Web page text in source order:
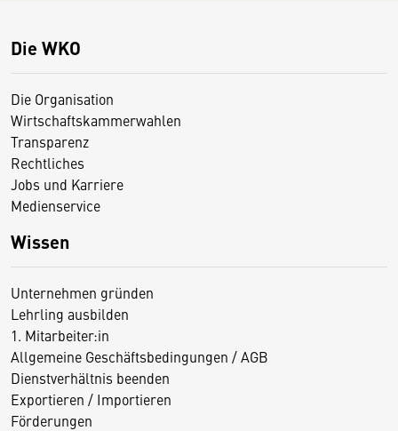
Die WKO
Die Organisation
Wirtschaftskammerwahlen
Transparenz
Rechtliches
Jobs und Karriere
Medienservice
Wissen
Unternehmen gründen
Lehrling ausbilden
1. Mitarbeiter:in
Allgemeine Geschäftsbedingungen / AGB
Dienstverhältnis beenden
Exportieren / Importieren
Förderungen